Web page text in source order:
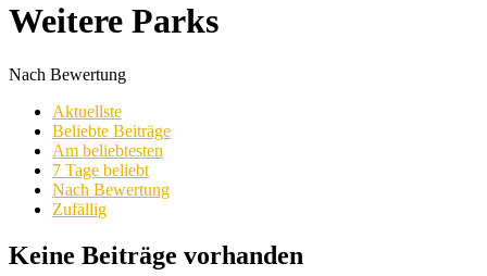
Weitere Parks
Nach Bewertung
Aktuellste
Beliebte Beiträge
Am beliebtesten
7 Tage beliebt
Nach Bewertung
Zufällig
Keine Beiträge vorhanden